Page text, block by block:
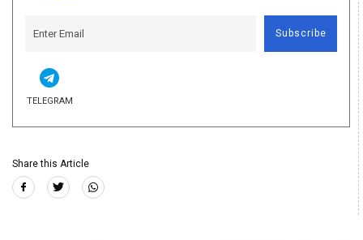
Subscribe
TELEGRAM
Share this Article